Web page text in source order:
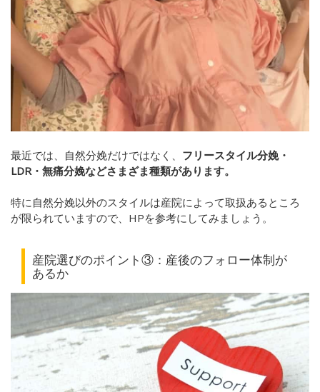
最近では、自然分娩だけではなく、 フリースタイル分娩・
LDR・無痛分娩などさまざま種類があります。
特に自然分娩以外のスタイルは産院によって取扱あるところ
が限られていますので、HPを参考にしてみましょう。
産院選びのポイント③：産後のフォロー体制が
あるか